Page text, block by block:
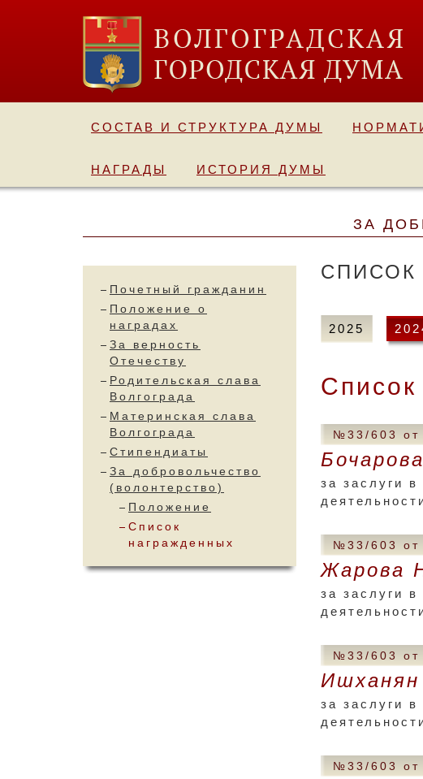
СОСТАВ И СТРУКТУРА ДУМЫ
НАГРАДЫ ИСТОРИЯ ДУМЫ
ЗА
Почетный гражданин
Положение о
наградах
За верность
Отечеству
Родительская слава
Волгограда
Материнская слава
Волгограда
Стипендиаты
За добровольчество
(волонтерство)
Положение
Список
награжденных
СПИСОК
2025
№33/603 от
за заслуги
№33/603 от
Жарова
за заслуги
№33/603 от
за заслуги
№33/603 от